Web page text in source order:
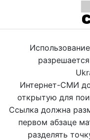
Интернет-СМИ
открытую для
Ссылка должна
первом абзаце
разделять